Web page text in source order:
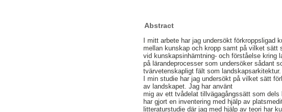
Abstract
I mitt arbete har jag undersökt förkroppsligad
mellan kunskap och kropp samt på vilket sätt
vid kunskapsinhämtning- och förståelse kring
på lärandeprocesser som undersöker sådant
tvärvetenskapligt fält som landskapsarkitektur.
I min studie har jag undersökt på vilket sätt
av landskapet. Jag har använt
mig av ett tvådelat tillvägagångssätt som
har gjort en inventering med hjälp av
litteraturstudie där jag med hjälp av teori har